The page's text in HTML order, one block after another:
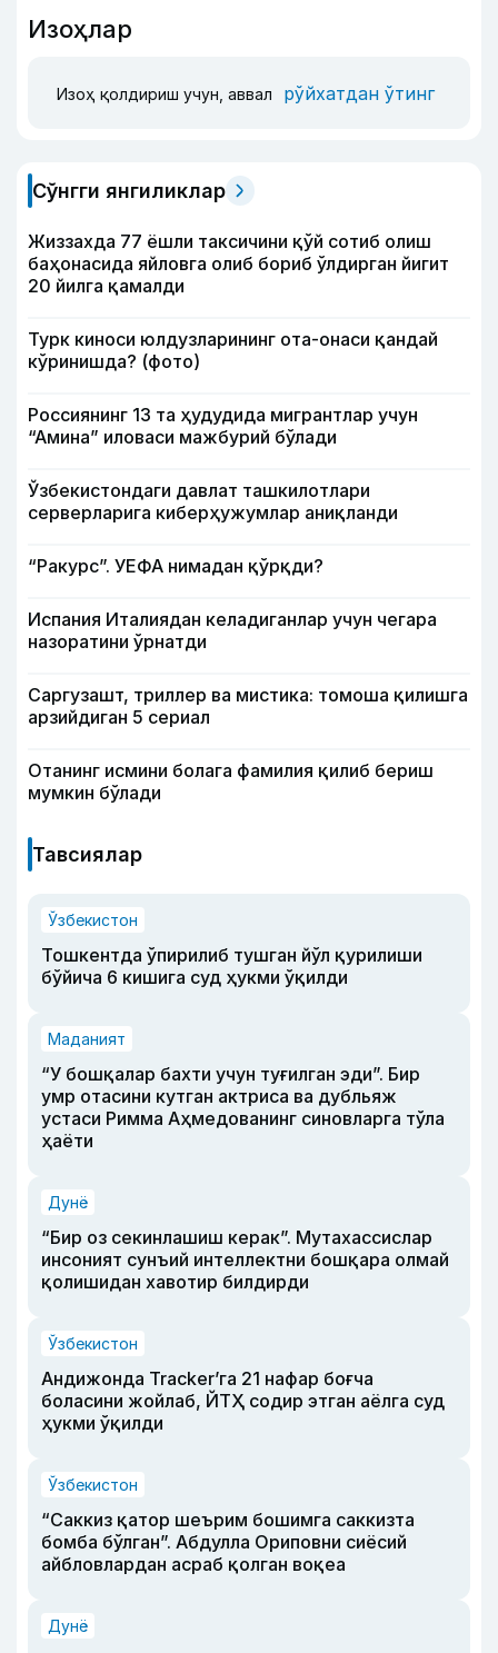
Изоҳлар
Изоҳ қолдириш учун, аввал рўйхатдан ўтинг
Сўнгги янгиликлар
Жиззахда 77 ёшли таксичини қўй сотиб олиш
баҳонасида яйловга олиб бориб ўлдирган йигит
20 йилга қамалди
Турк киноси юлдузларининг ота-онаси қандай
кўринишда? (фото)
Россиянинг 13 та ҳудудида мигрантлар учун
“Амина” иловаси мажбурий бўлади
Ўзбекистондаги давлат ташкилотлари
серверларига киберҳужумлар аниқланди
“Ракурс”. УЕФА нимадан қўрқди?
Испания Италиядан келадиганлар учун чегара
назоратини ўрнатди
Саргузашт, триллер ва мистика: томоша қилишга
арзийдиган 5 сериал
Отанинг исмини болага фамилия қилиб бериш
мумкин бўлади
Тавсиялар
Ўзбекистон
Тошкентда ўпирилиб тушган йўл қурилиши
бўйича 6 кишига суд ҳукми ўқилди
Маданият
“У бошқалар бахти учун туғилган эди”. Бир
умр отасини кутган актриса ва дубльяж
устаси Римма Аҳмедованинг синовларга тўла
ҳаёти
Дунё
“Бир оз секинлашиш керак”. Мутахассислар
инсоният сунъий интеллектни бошқара олмай
қолишидан хавотир билдирди
Ўзбекистон
Андижонда Tracker’га 21 нафар боғча
боласини жойлаб, ЙТҲ содир этган аёлга суд
ҳукми ўқилди
Ўзбекистон
“Саккиз қатор шеърим бошимга саккизта
бомба бўлган”. Абдулла Ориповни сиёсий
айбловлардан асраб қолган воқеа
Дунё